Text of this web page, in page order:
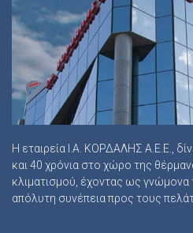
Η εταιρεία Ι.Α. ΚΟΡΔΑΛΗΣ Α.Ε.Ε.,
και 40 χρόνια στο χώρο της
κλιματισμού, έχοντας ως γνώμονα
απόλυτη συνέπεια προς τους